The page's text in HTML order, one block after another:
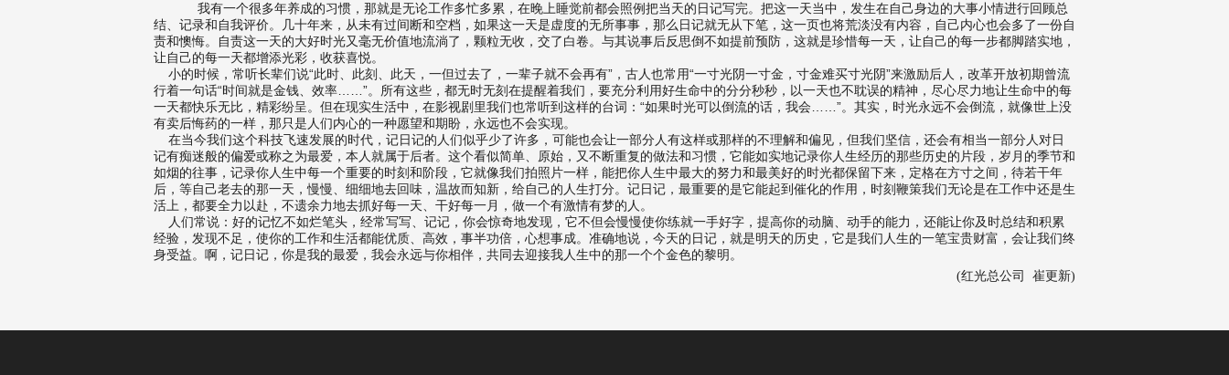
我有一个很多年养成的习惯，那就是无论工作多忙多累，在晚上睡觉前都会照例把当天的日记写完。把这一天当中，发生在自己身边的大事小情进行回顾总
结、记录和自我评价。几十年来，从未有过间断和空档，如果这一天是虚度的无所事事，那么日记就无从下笔，这一页也将荒淡没有内容，自己内心也会多了一份自
责和懊悔。自责这一天的大好时光又毫无价值地流淌了，颗粒无收，交了白卷。与其说事后反思倒不如提前预防，这就是珍惜每一天，让自己的每一步都脚踏实地，
让自己的每一天都增添光彩，收获喜悦。
小的时候，常听长辈们说“此时、此刻、此天，一但过去了，一辈子就不会再有”，古人也常用“一寸光阴一寸金，寸金难买寸光阴”来激励后人，改革开放初期曾流
行着一句话“时间就是金钱、效率……”。所有这些，都无时无刻在提醒着我们，要充分利用好生命中的分分秒秒，以一天也不耽误的精神，尽心尽力地让生命中的每
一天都快乐无比，精彩纷呈。但在现实生活中，在影视剧里我们也常听到这样的台词：“如果时光可以倒流的话，我会……”。其实，时光永远不会倒流，就像世上没
有卖后悔药的一样，那只是人们内心的一种愿望和期盼，永远也不会实现。
在当今我们这个科技飞速发展的时代，记日记的人们似乎少了许多，可能也会让一部分人有这样或那样的不理解和偏见，但我们坚信，还会有相当一部分人对日
记有痴迷般的偏爱或称之为最爱，本人就属于后者。这个看似简单、原始，又不断重复的做法和习惯，它能如实地记录你人生经历的那些历史的片段，岁月的季节和
如烟的往事，记录你人生中每一个重要的时刻和阶段，它就像我们拍照片一样，能把你人生中最大的努力和最美好的时光都保留下来，定格在方寸之间，待若干年
后，等自己老去的那一天，慢慢、细细地去回味，温故而知新，给自己的人生打分。记日记，最重要的是它能起到催化的作用，时刻鞭策我们无论是在工作中还是生
活上，都要全力以赴，不遗余力地去抓好每一天、干好每一月，做一个有激情有梦的人。
人们常说：好的记忆不如烂笔头，经常写写、记记，你会惊奇地发现，它不但会慢慢使你练就一手好字，提高你的动脑、动手的能力，还能让你及时总结和积累
经验，发现不足，使你的工作和生活都能优质、高效，事半功倍，心想事成。准确地说，今天的日记，就是明天的历史，它是我们人生的一笔宝贵财富，会让我们终
身受益。啊，记日记，你是我的最爱，我会永远与你相伴，共同去迎接我人生中的那一个个金色的黎明。
(红光总公司 崔更新)